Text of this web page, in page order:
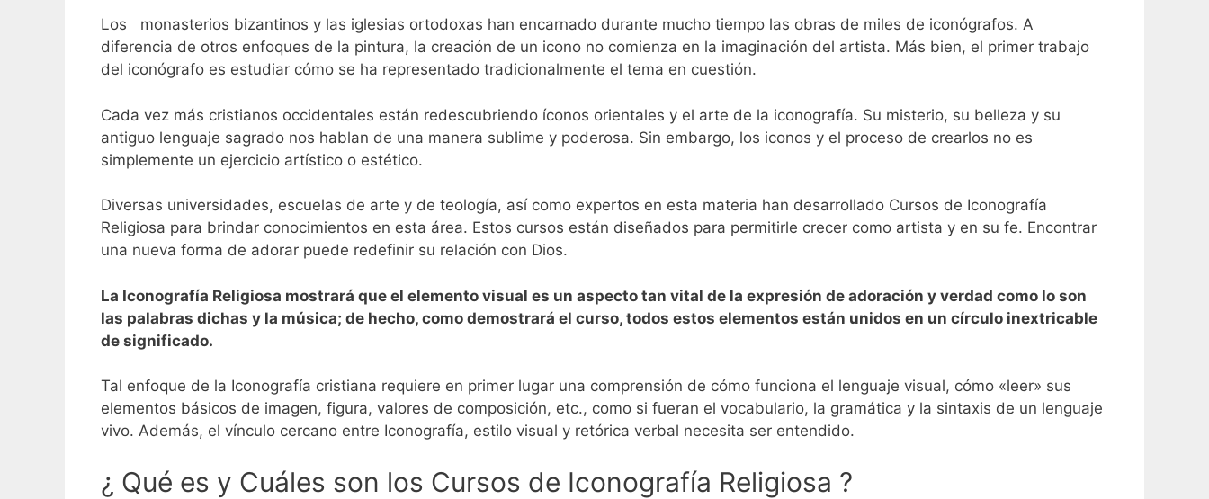
Los monasterios bizantinos y las iglesias ortodoxas han encarnado durante mucho tiempo las obras de miles de iconógrafos. A
diferencia de otros enfoques de la pintura, la creación de un icono no comienza en la imaginación del artista. Más bien, el primer trabajo
del iconógrafo es estudiar cómo se ha representado tradicionalmente el tema en cuestión.
Cada vez más cristianos occidentales están redescubriendo íconos orientales y el arte de la iconografía. Su misterio, su belleza y su
antiguo lenguaje sagrado nos hablan de una manera sublime y poderosa. Sin embargo, los iconos y el proceso de crearlos no es
simplemente un ejercicio artístico o estético.
Diversas universidades, escuelas de arte y de teología, así como expertos en esta materia han desarrollado Cursos de Iconografía
Religiosa para brindar conocimientos en esta área. Estos cursos están diseñados para permitirle crecer como artista y en su fe. Encontrar
una nueva forma de adorar puede redefinir su relación con Dios.
La Iconografía Religiosa mostrará que el elemento visual es un aspecto tan vital de la expresión de adoración y verdad como lo son
las palabras dichas y la música; de hecho, como demostrará el curso, todos estos elementos están unidos en un círculo inextricable
de significado.
Tal enfoque de la Iconografía cristiana requiere en primer lugar una comprensión de cómo funciona el lenguaje visual, cómo «leer» sus
elementos básicos de imagen, figura, valores de composición, etc., como si fueran el vocabulario, la gramática y la sintaxis de un lenguaje
vivo. Además, el vínculo cercano entre Iconografía, estilo visual y retórica verbal necesita ser entendido.
¿ Qué es y Cuáles son los Cursos de Iconografía Religiosa ?